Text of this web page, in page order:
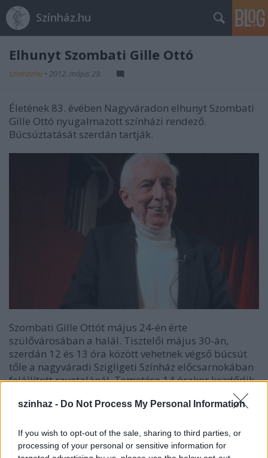
szinhaz - Do Not Process My Personal Information
If you wish to opt-out of the sale, sharing to third parties, or
processing of your personal or sensitive information for
Színház.hu
Elhunyt Szombati Gille Ottó
szinhazhu • 2012. május 29.
Életének 83. évében Nagyváradon elhunyt Szombati
Gille Ottó nyugalmazott színházi rendező.
Búcsúztatását szerdán tartják.
Szombati Gille Ottót május 24-én érte
szülővárosában a halál. Tisztelői május 30-án,
szerdán 12 és 13 óra között vehetnek végső búcsút
tőle a nagyváradi Szigligeti Színház előcsarnokában
felállított ravatalánál. Temetése 14 órakor kezdődik
a Rulikovszky köztemetőben - olvasható a színház
közleményében. Szombati Gille Ottó
kolozsvári Magyar Művészeti Intézetben végzett
1954-ben.